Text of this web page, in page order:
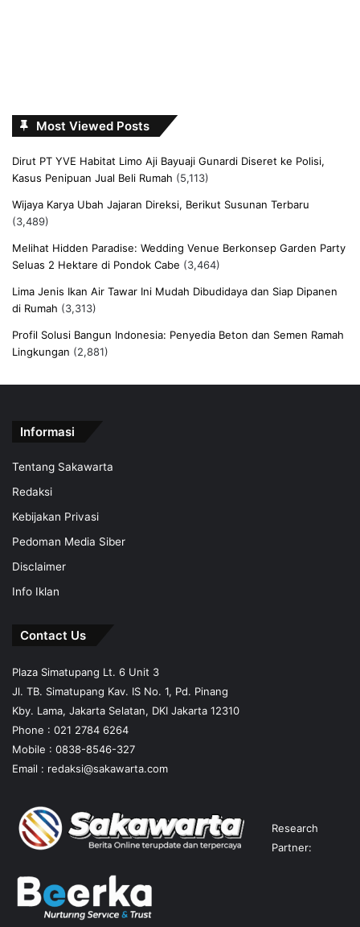
Most Viewed Posts
Dirut PT YVE Habitat Limo Aji Bayuaji Gunardi Diseret ke Polisi,
Kasus Penipuan Jual Beli Rumah (5,113)
Wijaya Karya Ubah Jajaran Direksi, Berikut Susunan Terbaru
(3,489)
Melihat Hidden Paradise: Wedding Venue Berkonsep Garden Party
Seluas 2 Hektare di Pondok Cabe (3,464)
Lima Jenis Ikan Air Tawar Ini Mudah Dibudidaya dan Siap Dipanen
di Rumah (3,313)
Profil Solusi Bangun Indonesia: Penyedia Beton dan Semen Ramah
Lingkungan (2,881)
Informasi
Tentang Sakawarta
Redaksi
Kebijakan Privasi
Pedoman Media Siber
Disclaimer
Info Iklan
Contact Us
Plaza Simatupang Lt. 6 Unit 3
Jl. TB. Simatupang Kav. IS No. 1, Pd. Pinang
Kby. Lama, Jakarta Selatan, DKI Jakarta 12310
Phone : 021 2784 6264
Mobile : 0838-8546-327
Email : redaksi@sakawarta.com
Research
Partner: